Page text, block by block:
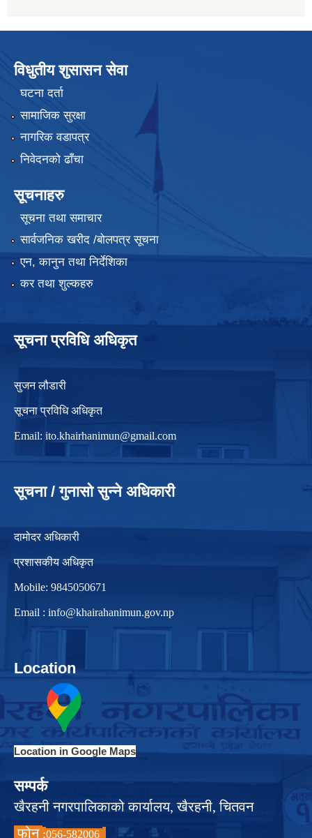
विधुतीय शुसासन सेवा
घटना दर्ता
सामाजिक सुरक्षा
नागरिक वडापत्र
निवेदनको ढाँचा
सूचनाहरु
सूचना तथा समाचार
सार्वजनिक खरीद /बोलपत्र सूचना
एन, कानुन तथा निर्देशिका
कर तथा शुल्कहरु
सूचना प्रविधि अधिकृत
सुजन लौडारी
सूचना प्रविधि अधिकृत
Email: ito.khairhanimun@gmail.com
सूचना / गुनासो सुन्ने अधिकारी
दामोदर अधिकारी
प्रशासकीय अधिकृत
Mobile: 9845050671
Email : info@khairahanimun.gov.np
Location
Location in Google Maps
सम्पर्क
खैरहनी नगरपालिकाको कार्यालय, खैरहनी, चितवन
फोन :